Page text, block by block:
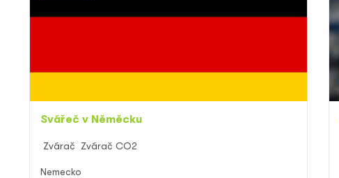
Svářeč v Něměcku
Zvárač Zvárač CO2
Nemecko